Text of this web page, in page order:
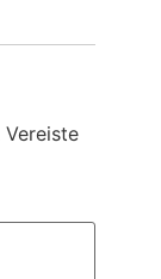
Vereiste